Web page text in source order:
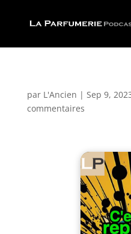
par L'Ancien | Sep 9,
commentaires